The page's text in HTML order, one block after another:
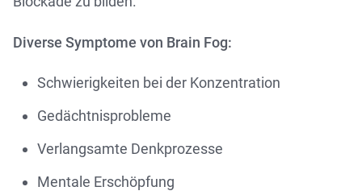
Diverse Symptome von Brain Fog:
Schwierigkeiten bei der Konzentration
Gedächtnisprobleme
Verlangsamte Denkprozesse
Mentale Erschöpfung